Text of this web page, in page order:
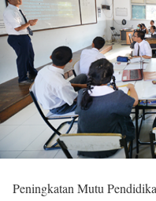
Peningkatan Mutu